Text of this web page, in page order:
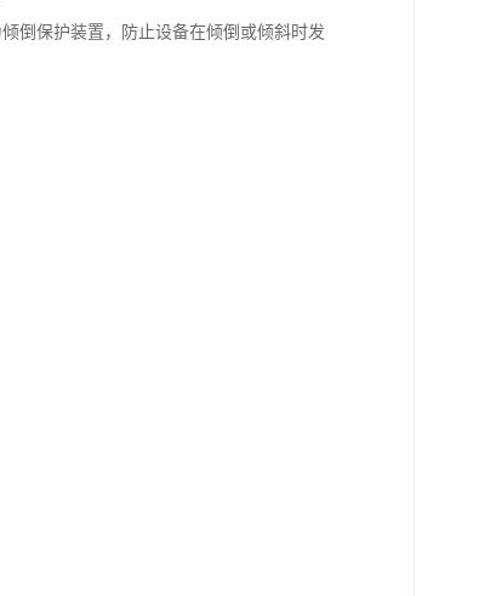
倒保护装置，防止设备在倾倒或倾斜时发